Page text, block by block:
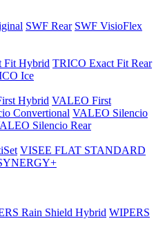
SWF Rear SWF VisioFlex
Fit Hybrid TRICO Exact Fit Rear
Ice
Hybrid VALEO First
Convertional VALEO Silencio
Silencio Rear
VISEE FLAT STANDARD
Rain Shield Hybrid WIPERS